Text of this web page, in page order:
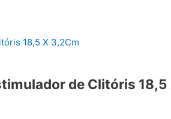
de Clitóris 18,5